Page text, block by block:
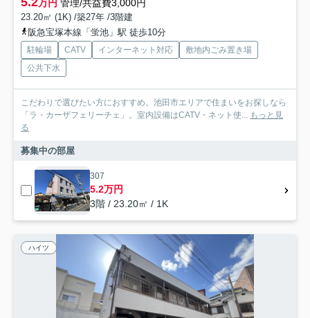
万円 管理/共益費3,000円
23.20㎡ (1K) /築27年 /3階建
阪急宝塚本線「蛍池」駅 徒歩10分
駐輪場 CATV インターネット対応
敷地内ごみ置き場
公共下水
こだわりで選びたい方におすすめ。池田市エリアで住まいをお探しなら
「ラ・カーザフェリーチェ」。室内設備はCATV・ネット使... もっと見
る
募集中の部屋
307
5.2万円
3階 / 23.20㎡ / 1K
ハイツ